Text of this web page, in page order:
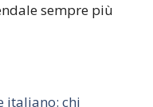
sempre più
italiano: chi